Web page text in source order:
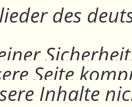
des
Seite
Inhalte